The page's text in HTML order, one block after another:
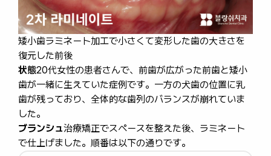
矮小歯ラミネート加工で小さくて変形した歯の大きさを
復元した前後
状態20代女性の患者さんで、前歯が広がった前歯と矮小
歯が一緒に生えていた症例です。一方の犬歯の位置に乳
歯が残っており、全体的な歯列のバランスが崩れていま
した。
ブランシュ治療矯正でスペースを整えた後、ラミネート
で仕上げました。順番は以下の通りです。